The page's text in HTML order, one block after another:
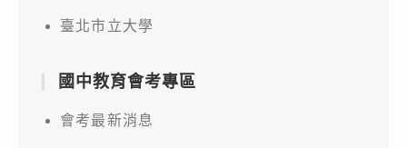
臺北市立大學
國中教育會考專區
會考最新消息